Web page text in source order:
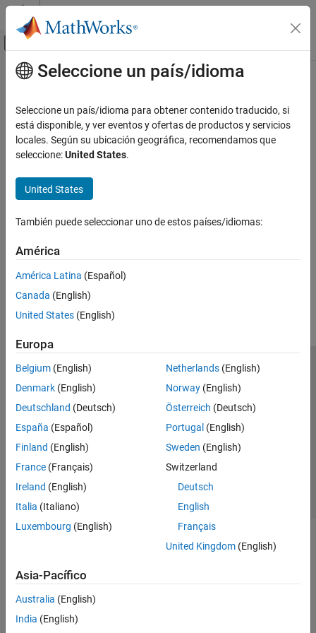
Saltar al contenido
Mostrar/ocultar menú de navegación
Inicio de Documentación
Contenido principal
¿Qué tan útil fue esta traducción?
Seleccione un país/idioma
Seleccione un país/idioma para obtener contenido traducido, si
está disponible, y ver eventos y ofertas de productos y servicios
locales. Según su ubicación geográfica, recomendamos que
seleccione:United States.
United States
También puede seleccionar uno de estos países/idiomas:
América
América Latina (Español)
Canada (English)
United States (English)
Europa
Belgium (English)
Denmark (English)
Deutschland (Deutsch)
España (Español)
Finland (English)
France (Français)
Ireland (English)
Italia (Italiano)
Luxembourg (English)
Netherlands(English)
Norway(English)
Österreich (Deutsch)
Portugal (English)
Sweden (English)
Switzerland
Deutsch
English
Français
United Kingdom(English)
Asia-Pacífico
Australia (English)
India (English)
Centro de confianza
Marcas comerciales
Política de privacidad
Antipiratería
Estado de las aplicaciones
Información de contacto
© 1994-2026 The MathWorks, Inc.